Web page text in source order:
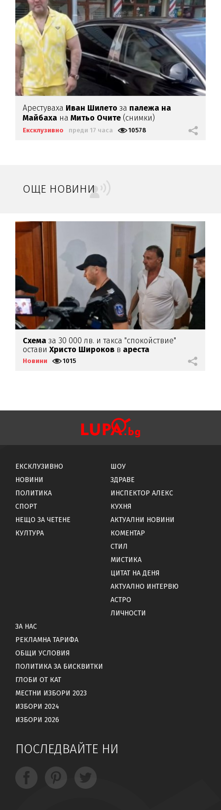
Арестуваха Иван Шилетоза палежа на
Майбаха наМитьо Очите (снимки)
Ексклузивно преди 17 часа 10578
ОЩЕ НОВИНИ
Схема за 30 000 лв. и такса "спокойствие"
оставиХристо Широков в ареста
Новини 1015
ЕКСКЛУЗИВНО
НОВИНИ
ПОЛИТИКА
СПОРТ
НЕЩО ЗА ЧЕТЕНЕ
КУЛТУРА
ШОУ
ЗДРАВЕ
ИНСПЕКТОР АЛЕКС
КУХНЯ
АКТУАЛНИ НОВИНИ
КОМЕНТАР
СТИЛ
МИСТИКА
ЦИТАТ НА ДЕНЯ
АКТУАЛНО ИНТЕРВЮ
АСТРО
ЛИЧНОСТИ
ЗА НАС
РЕКЛАМНА ТАРИФА
ОБЩИ УСЛОВИЯ
ПОЛИТИКА ЗА БИСКВИТКИ
ГЛОБИ ОТ КАТ
МЕСТНИ ИЗБОРИ 2023
ИЗБОРИ 2024
ИЗБОРИ 2026
ПОСЛЕДВАЙТЕ НИ